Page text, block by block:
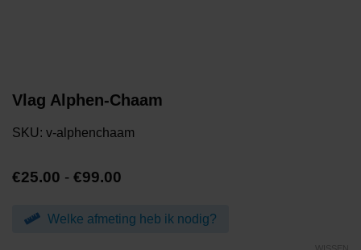
Vlag Alphen-Chaam
SKU: v-alphenchaam
€25.00 - €99.00
€99.00
Welke afmeting heb ik nodig?